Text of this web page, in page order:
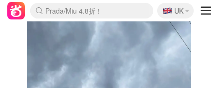
Prada/Miu 4.8折！
🇬🇧
UK